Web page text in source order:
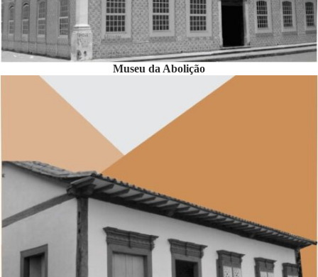
Museu da Abolição